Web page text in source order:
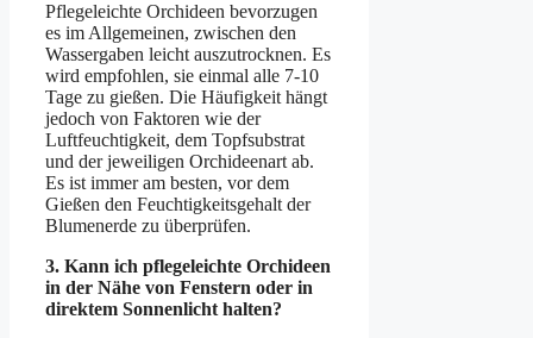
Pflegeleichte Orchideen bevorzugen
es im Allgemeinen, zwischen den
Wassergaben leicht auszutrocknen. Es
wird empfohlen, sie einmal alle 7-10
Tage zu gießen. Die Häufigkeit hängt
jedoch von Faktoren wie der
Luftfeuchtigkeit, dem Topfsubstrat
und der jeweiligen Orchideenart ab.
Es ist immer am besten, vor dem
Gießen den Feuchtigkeitsgehalt der
Blumenerde zu überprüfen.
3. Kann ich pflegeleichte Orchideen
in der Nähe von Fenstern oder in
direktem Sonnenlicht halten?